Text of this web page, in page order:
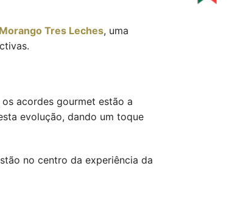
Morango Tres Leches, uma
acordes gourmet estão a
evolução, dando um toque
no centro da experiência da